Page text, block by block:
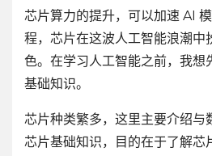
芯片算力的提升，可以加速 AI
程，芯片在这波人工智能浪潮中
色。在学习人工智能之前，我想
基础知识。
芯片种类繁多，这里主要介绍与
芯片基础知识，目的在于了解芯